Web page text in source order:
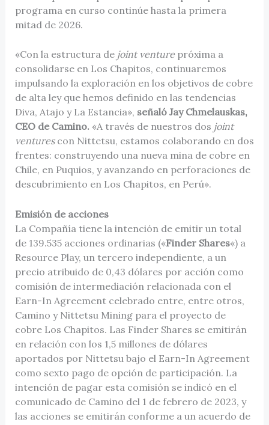
programa en curso continúe hasta la primera
mitad de 2026.
«Con la estructura de joint venturepróxima a
consolidarse en Los Chapitos, continuaremos
impulsando la exploración en los objetivos de cobre
de alta ley que hemos definido en las tendencias
Diva, Atajo y La Estancia», señaló Jay Chmelauskas,
CEO de Camino.«A través de nuestros dos joint
venturescon Nittetsu, estamos colaborando en dos
frentes: construyendo una nueva mina de cobre en
Chile, en Puquios, y avanzando en perforaciones de
descubrimiento en Los Chapitos, en Perú».
Emisión de acciones
La Compañía tiene la intención de emitir un total
de 139.535 acciones ordinarias («Finder Shares«) a
Resource Play, un tercero independiente, a un
precio atribuido de 0,43 dólares por acción como
comisión de intermediación relacionada con el
Earn-In Agreement celebrado entre, entre otros,
Camino y Nittetsu Mining para el proyecto de
cobre Los Chapitos. Las Finder Shares se emitirán
en relación con los 1,5 millones de dólares
aportados por Nittetsu bajo el Earn-In Agreement
como sexto pago de opción de participación. La
intención de pagar esta comisión se indicó en el
comunicado de Camino del 1 de febrero de 2023, y
las acciones se emitirán conforme a un acuerdo de